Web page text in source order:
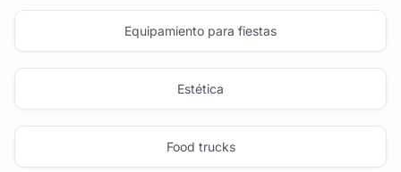
Equipamiento para fiestas
Estética
Food trucks